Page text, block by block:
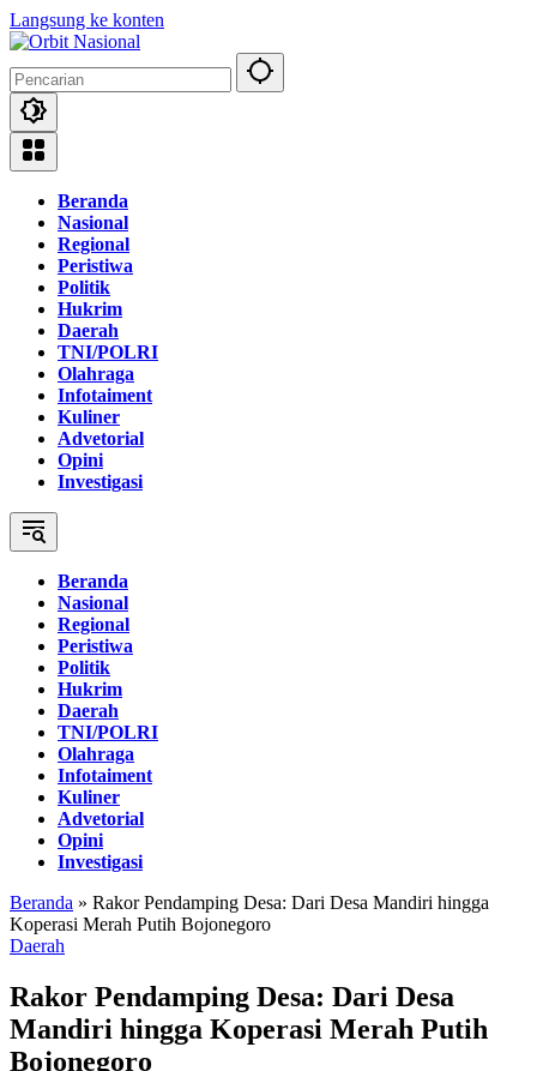
Langsung ke konten
Beranda
Nasional
Regional
Peristiwa
Politik
Hukrim
Daerah
TNI/POLRI
Olahraga
Infotaiment
Kuliner
Advetorial
Opini
Investigasi
Beranda
Nasional
Regional
Peristiwa
Politik
Hukrim
Daerah
TNI/POLRI
Olahraga
Infotaiment
Kuliner
Advetorial
Opini
Investigasi
Beranda » Rakor Pendamping Desa: Dari Desa Mandiri hingga
Koperasi Merah Putih Bojonegoro
Daerah
Rakor Pendamping Desa: Dari Desa
Mandiri hingga Koperasi Merah Putih
Bojonegoro